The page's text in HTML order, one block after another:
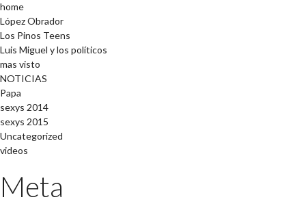
home
López Obrador
Los Pinos Teens
Luis Miguel y los políticos
mas visto
NOTICIAS
Papa
sexys 2014
sexys 2015
Uncategorized
videos
Meta